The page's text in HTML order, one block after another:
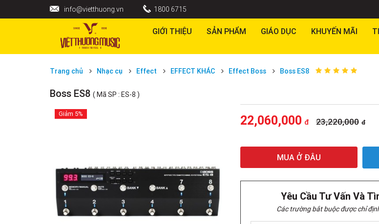
info@vietthuong.vn 1800 6715
GIỚI THIỆU SẢN PHẨM GIÁO DỤC KHUYẾN MÃI
Trang chủ Nhạc cụ Effect EFFECT KHÁC Effect Boss Boss ES8
Boss ES8 ( Mã SP : ES-8 )
Giảm 5% 22,060,000 đ 23,220,000 đ
MUA Ở ĐÂU
Yêu Cầu Tư Vấn Và
Các trường bắt buộc được chỉ